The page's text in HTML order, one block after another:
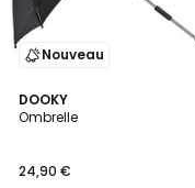
Nouveau
DOOKY
Ombrelle
€.
24,90 €